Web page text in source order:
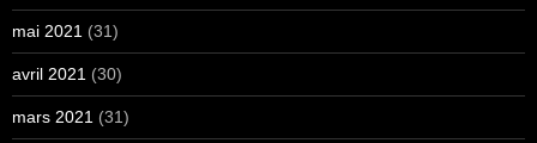
mai 2021 (31)
avril 2021 (30)
mars 2021 (31)